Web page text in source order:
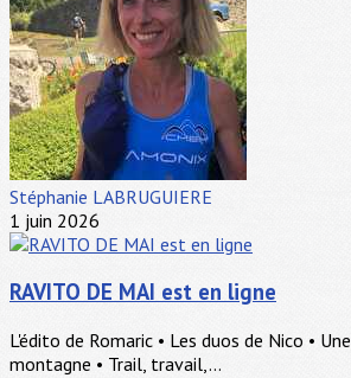
Stéphanie LABRUGUIERE
1 juin 2026
RAVITO DE MAI est en ligne
L'édito de Romaric • Les duos de Nico •
montagne • Trail, travail,...